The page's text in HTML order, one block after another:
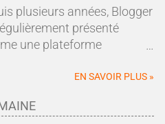
plusieurs années, Blogger
présenté
une plateforme
les forums, les réseaux
de blogging, les
EN SAVOIR PLUS »